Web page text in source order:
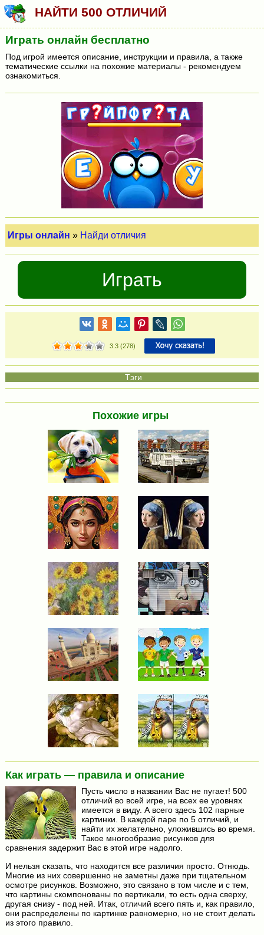
НАЙТИ 500 ОТЛИЧИЙ
Играть онлайн бесплатно
Под игрой имеется описание, инструкции и правила, а также
тематические ссылки на похожие материалы - рекомендуем
ознакомиться.
Игры онлайн » Найди отличия
Играть
3.3(278)
Похожие игры
Как играть — правила и описание
Пусть число в названии Вас не пугает! 500
отличий во всей игре, на всех ее уровнях
имеется в виду. А всего здесь 102 парные
картинки. В каждой паре по 5 отличий, и
найти их желательно, уложившись во время.
Такое многообразие рисунков для
сравнения задержит Вас в этой игре надолго.
И нельзя сказать, что находятся все различия просто. Отнюдь.
Многие из них совершенно не заметны даже при тщательном
осмотре рисунков. Возможно, это связано в том числе и с тем,
что картины скомпонованы по вертикали, то есть одна сверху,
другая снизу - под ней. Итак, отличий всего пять и, как правило,
они распределены по картинке равномерно, но не стоит делать
из этого правило.